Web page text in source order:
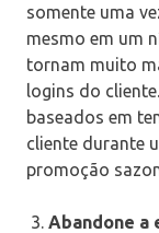
somente uma
mesmo em um
tornam muito
logins do cliente.
baseados em
cliente durante
promoção
Abandone a